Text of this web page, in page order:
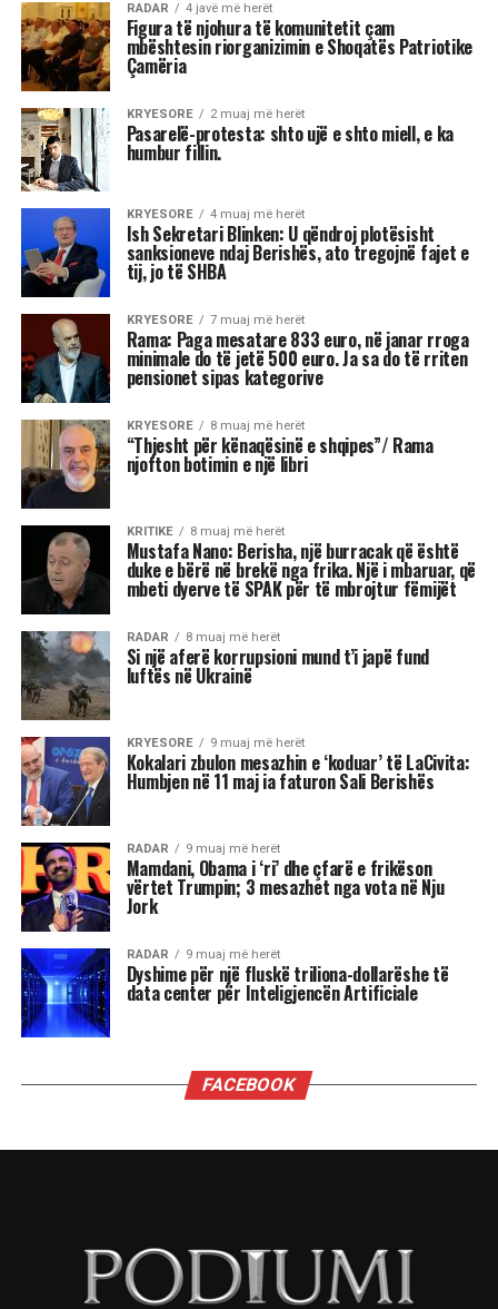
Reshat Arbana festoi 85-vjetorin
dhe la një mesazh për ne …
“Nderi i Kombit” Reshat Arbana, teksa festoi 85-
vjetorin e lindjes, mes emocionesh, kujtimesh
dhe lotësh, përcolli mesazhe të forta për
publikun në këtë stacion të jetës së tij.
“Jeta qenka tre ditë: e djeshmja, e sotmja dhe
e nesërmja. E nesërmja nuk dihet. Ta bëjmë
sot atë që kemi për të bërë, mos ta lemë për
nesër. Ta duam më shumë njëri-tjetrin. Ky
ishte stacioni im i 85-të. Po në iksha nga kjo
botë, zemra do më mbetet pas. Do iki me
pishmanllëkun e madh që nuk e pashë këtë
Shqipëri me një demokraci të vërtetë. T’i
lëmë hasmëritë, sepse jeta është e shkurtër,
u shpreh aktori i shquar dhe ikona e skenës
shqiptare.
Reshat Arbana është një prej figurave më të
dashura për publikun shqiptar, për kontributin e
tij të çmuar në kinematografi dhe teatër.
Ai ka sjellë në jetë mbi 40 personazhe në film
dhe qindra role në skenë, duke u bërë një simbol i
gjallë i shpirtit popullor, burrërisë, dhimbjes,
revoltës dhe dashurisë për vendin.
Në 85-vjetorit e lindjes së tij, Arkivi Qendror
Shtetëror i Filmit e uroi aktorin duke shfaqur
dokumentarin “Përballë”, ku vetë Reshat Arbana
ndalet tek rolet më të spikatura të karrierës së
RESHAT ARBANA
LAJMI I RRADHËS